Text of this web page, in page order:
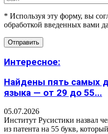
* Используя эту форму, вы
обработкой введенных вами
Интересное:
Найдены пять самых
языка — от 29 до 55...
05.07.2026
Институт Русистики назвал
из патента на 55 букв,